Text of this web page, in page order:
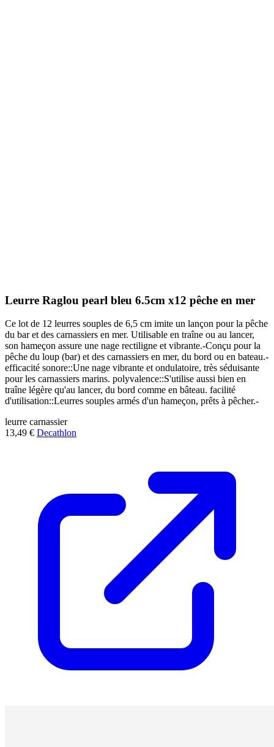
Leurre Raglou pearl bleu 6.5cm x12 pêche en mer
Ce lot de 12 leurres souples de 6,5 cm imite un lançon pour la pêche
du bar et des carnassiers en mer. Utilisable en traîne ou au lancer,
son hameçon assure une nage rectiligne et vibrante.-Conçu pour la
pêche du loup (bar) et des carnassiers en mer, du bord ou en bateau.-
efficacité sonore::Une nage vibrante et ondulatoire, très séduisante
pour les carnassiers marins. polyvalence::S'utilise aussi bien en
traîne légère qu'au lancer, du bord comme en bâteau. facilité
d'utilisation::Leurres souples armés d'un hameçon, prêts à pêcher.-
leurre carnassier
13,49 € Decathlon